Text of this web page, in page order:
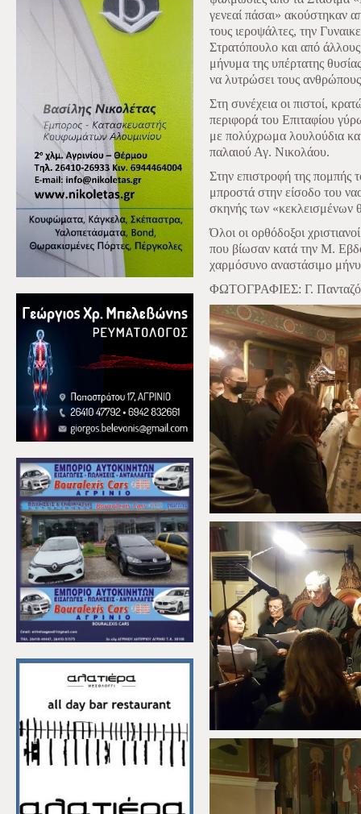
γενεαί πάσαι» ακούστηκαν
τους ιεροψάλτες, την
Στρατόπουλο και από
μήνυμα της υπέρτατης
να λυτρώσει τους
Στη συνέχεια οι πιστοί,
περιφορά του Επιταφίου
με πολύχρωμα λουλούδια
παλαιού Αγ. Νικολάου.
Στην επιστροφή της πομπής
μπροστά στην είσοδο του
σκηνής των «κεκλεισμένων
Όλοι οι ορθόδοξοι
που βίωσαν κατά την Μ.
χαρμόσυνο αναστάσιμο
ΦΩΤΟΓΡΑΦΙΕΣ: Γ.